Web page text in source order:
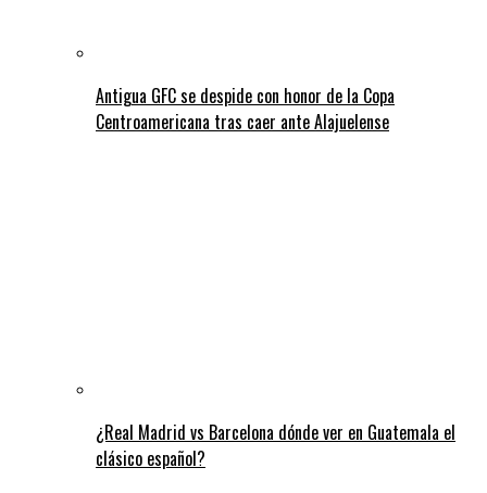
Antigua GFC se despide con honor de la Copa
Centroamericana tras caer ante Alajuelense
¿Real Madrid vs Barcelona dónde ver en Guatemala el
clásico español?